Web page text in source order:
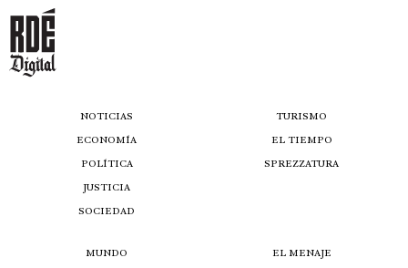
NOTICIAS
ECONOMÍA
POLÍTICA
JUSTICIA
SOCIEDAD
TURISMO
EL TIEMPO
SPREZZATURA
MUNDO
EL MENAJE